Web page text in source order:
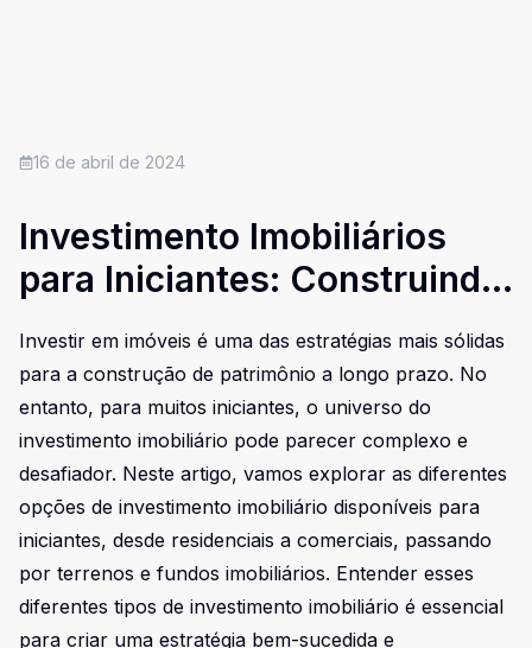
16 de abril de 2024
Investimento Imobiliários
para Iniciantes: Construindo
Patrimônio com Diversidade
de Escolhas
Investir em imóveis é uma das estratégias mais sólidas
para a construção de patrimônio a longo prazo. No
entanto, para muitos iniciantes, o universo do
investimento imobiliário pode parecer complexo e
desafiador. Neste artigo, vamos explorar as diferentes
opções de investimento imobiliário disponíveis para
iniciantes, desde residenciais a comerciais, passando
por terrenos e fundos imobiliários. Entender esses
diferentes tipos de investimento imobiliário é essencial
para criar uma estratégia bem-sucedida e